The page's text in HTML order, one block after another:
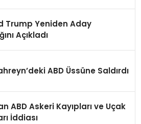
Trump Yeniden Aday
Açıkladı
ABD Üssüne Saldırdı
ABD Askeri Kayıpları ve Uçak
İddiası